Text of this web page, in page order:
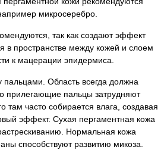
микросеребро.
так как создают эффект
в пространстве между кожей и слоем
к мацерации эпидермиса.
Область всегда должна
прилегающие пальцы затрудняют
там часто собирается влага, создавая
эффект. Сухая пергаментная кожа
Нормальная кожа
способствуют развитию микоза.